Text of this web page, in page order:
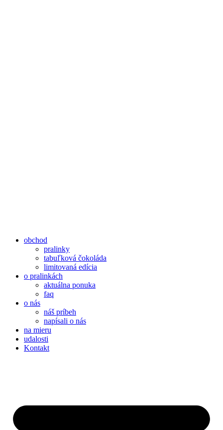
obchod
pralinky
tabuľková čokoláda
limitovaná edícia
o pralinkách
aktuálna ponuka
faq
o nás
náš príbeh
napísali o nás
na mieru
udalosti
Kontakt